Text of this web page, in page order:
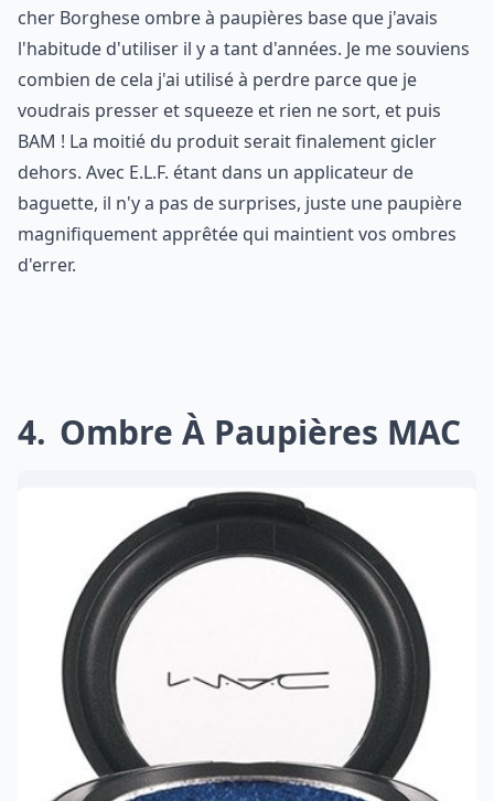
cher Borghese ombre à paupières base que j'avais
l'habitude d'utiliser il y a tant d'années. Je me souviens
combien de cela j'ai utilisé à perdre parce que je
voudrais presser et squeeze et rien ne sort, et puis
BAM ! La moitié du produit serait finalement gicler
dehors. Avec E.L.F. étant dans un applicateur de
baguette, il n'y a pas de surprises, juste une paupière
magnifiquement apprêtée qui maintient vos ombres
d'errer.
4 Ombre À Paupières MAC